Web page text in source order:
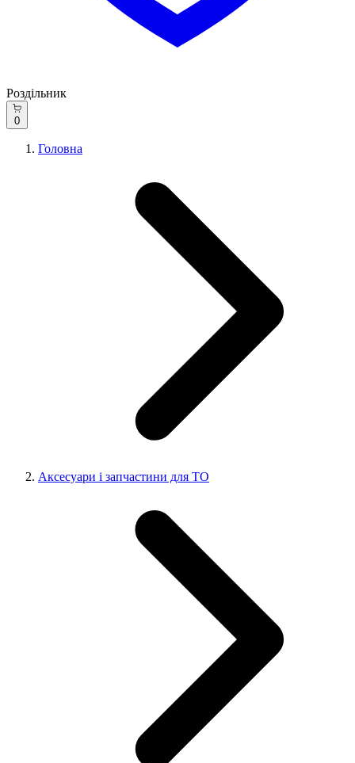
Роздільник
0
Головна
Аксесуари і запчастини для ТО